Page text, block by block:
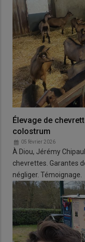
Élevage de
colostrum
05 février 2026
À Diou, Jérémy
chevrettes. Garantes
négliger. Témoignage.